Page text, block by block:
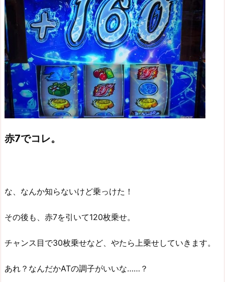
赤7でコレ。
な、なんか知らないけど乗っけた！
その後も、赤7を引いて120枚乗せ。
チャンス目で30枚乗せなど、やたら上乗せしていきます。
あれ？なんだかATの調子がいいな……？